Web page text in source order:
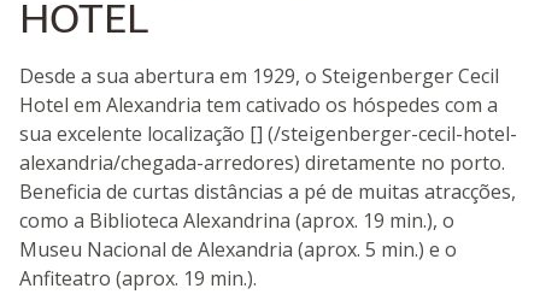
HOTEL
Desde a sua abertura em 1929, o Steigenberger Cecil
Hotel em Alexandria tem cativado os hóspedes com a
sua excelente localização [] (/steigenberger-cecil-hotel-
alexandria/chegada-arredores) diretamente no porto.
Beneficia de curtas distâncias a pé de muitas atracções,
como a Biblioteca Alexandrina (aprox. 19 min.), o
Museu Nacional de Alexandria (aprox. 5 min.) e o
Anfiteatro (aprox. 19 min.).